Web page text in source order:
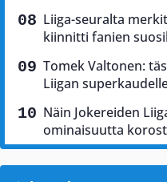
Liiga-seuralta
kiinnitti fanien
Tomek Valtonen:
Liigan
Näin Jokereiden
ominaisuutta